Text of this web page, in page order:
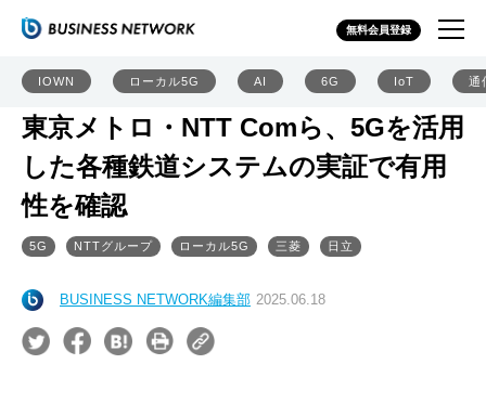
無料会員登録
IOWN ローカル5G AI 6G IoT 通
東京メトロ・NTT Comら、5Gを活用
した各種鉄道システムの実証で有用
性を確認
5G NTTグループ ローカル5G 三菱 日立
BUSINESS NETWORK編集部 2025.06.18